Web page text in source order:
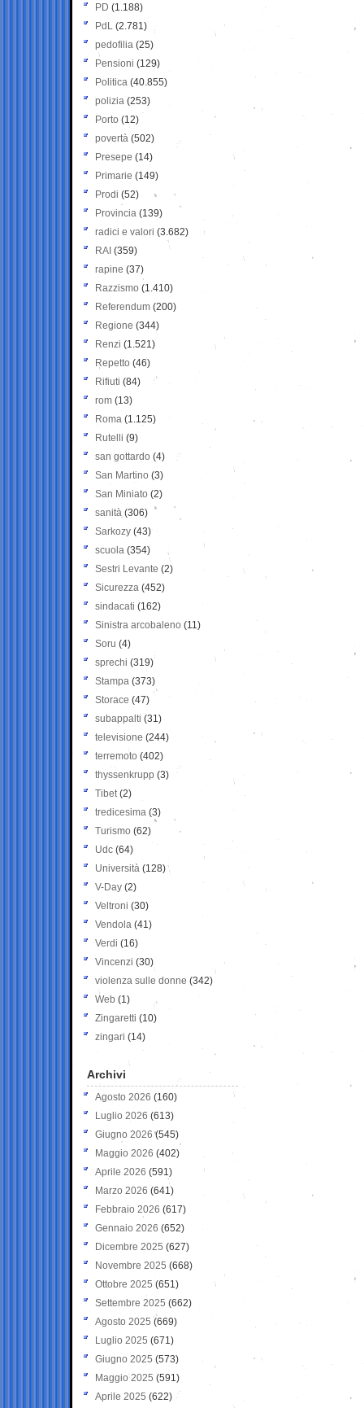
PD (1.188)
PdL (2.781)
pedofilia (25)
Pensioni (129)
Politica (40.855)
polizia (253)
Porto (12)
povertà (502)
Presepe (14)
Primarie (149)
Prodi (52)
Provincia (139)
radici e valori (3.682)
RAI (359)
rapine (37)
Razzismo (1.410)
Referendum (200)
Regione (344)
Renzi (1.521)
Repetto (46)
Rifiuti (84)
rom (13)
Roma (1.125)
Rutelli (9)
san gottardo (4)
San Martino (3)
San Miniato (2)
sanità (306)
Sarkozy (43)
scuola (354)
Sestri Levante (2)
Sicurezza (452)
sindacati (162)
Sinistra arcobaleno (11)
Soru (4)
sprechi (319)
Stampa (373)
Storace (47)
subappalti (31)
televisione(244)
terremoto (402)
thyssenkrupp (3)
Tibet(2)
tredicesima (3)
Turismo (62)
Udc (64)
Università (128)
V-Day (2)
Veltroni (30)
Vendola (41)
Verdi (16)
Vincenzi (30)
violenza sulle donne (342)
Web (1)
Zingaretti (10)
zingari (14)
Archivi
Agosto 2026 (160)
Luglio 2026 (613)
Giugno 2026 (545)
Maggio 2026 (402)
Aprile 2026 (591)
Marzo 2026 (641)
Febbraio 2026 (617)
Gennaio 2026 (652)
Dicembre 2025 (627)
Novembre 2025 (668)
Ottobre 2025 (651)
Settembre 2025 (662)
Agosto 2025 (669)
Luglio 2025 (671)
Giugno 2025 (573)
Maggio 2025 (591)
Aprile 2025 (622)